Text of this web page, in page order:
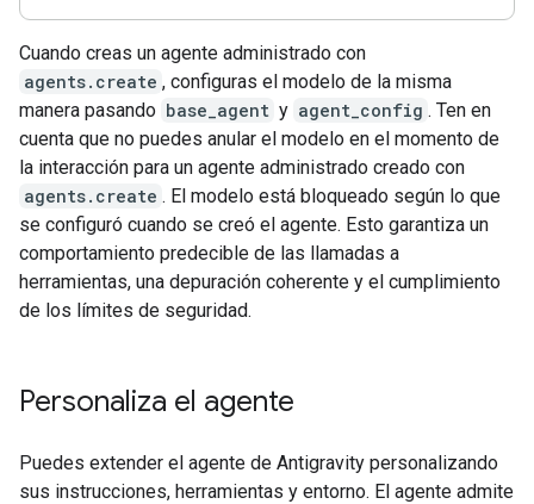
Cuando creas un agente administrado con
agents.create , configuras el modelo de la misma
manera pasando base_agent y agent_config . Ten en
cuenta que no puedes anular el modelo en el momento de
la interacción para un agente administrado creado con
agents.create . El modelo está bloqueado según lo que
se configuró cuando se creó el agente. Esto garantiza un
comportamiento predecible de las llamadas a
herramientas, una depuración coherente y el cumplimiento
de los límites de seguridad.
Personaliza el agente
Puedes extender el agente de Antigravity personalizando
sus instrucciones, herramientas y entorno. El agente admite